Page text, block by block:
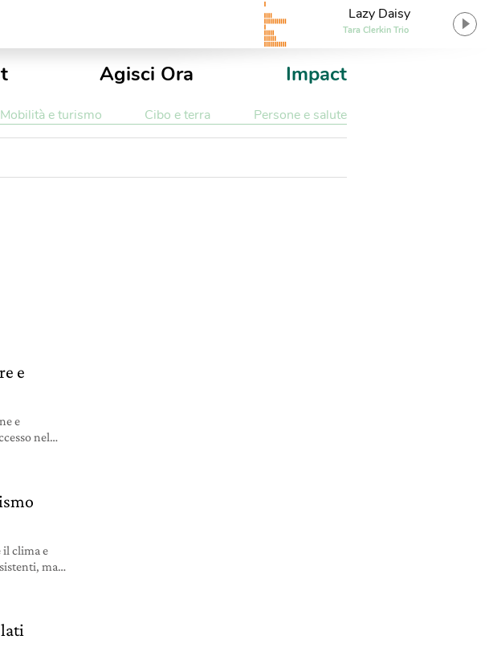
Lazy Daisy
Tara Clerkin Trio
Agisci Ora Impact
Mobilità e turismo Cibo e terra Persone e salute
e
e
nel
il clima e
ma